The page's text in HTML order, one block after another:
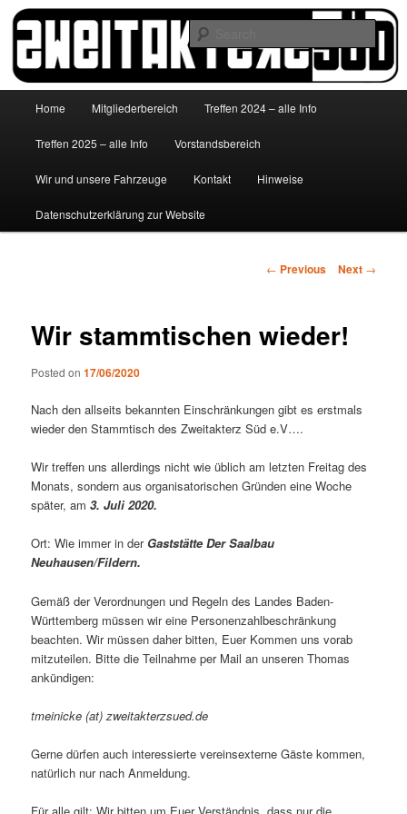
Skip
primary
contenthttp://www.zweitakterzsued.de
Home Mitgliederbereich Treffen 2024 – alle Info
Treffen 2025 – alle Info Vorstandsbereich
Wir und unsere Fahrzeuge Kontakt Hinweise
Datenschutzerklärung zur Website
Post
← Previous Next →
Wir stammtischen wieder!
Posted on17/06/2020
Nach den allseits bekannten Einschränkungen gibt es erstmals
wieder den Stammtisch des Zweitakterz Süd e.V….
Wir treffen uns allerdings nicht wie üblich am letzten Freitag des
Monats, sondern aus organisatorischen Gründen eine Woche
später, am 3. Juli 2020.
Ort: Wie immer in der Gaststätte Der Saalbau
Neuhausen/Fildern.
Gemäß der Verordnungen und Regeln des Landes Baden-
Württemberg müssen wir eine Personenzahlbeschränkung
beachten. Wir müssen daher bitten, Euer Kommen uns vorab
mitzuteilen. Bitte die Teilnahme per Mail an unseren Thomas
ankündigen:
tmeinicke (at) zweitakterzsued.de
Gerne dürfen auch interessierte vereinsexterne Gäste kommen,
natürlich nur nach Anmeldung.